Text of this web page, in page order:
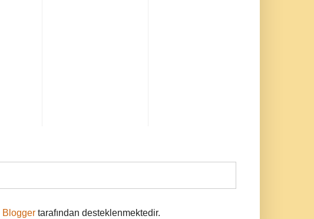
Blogger tarafından desteklenmektedir.